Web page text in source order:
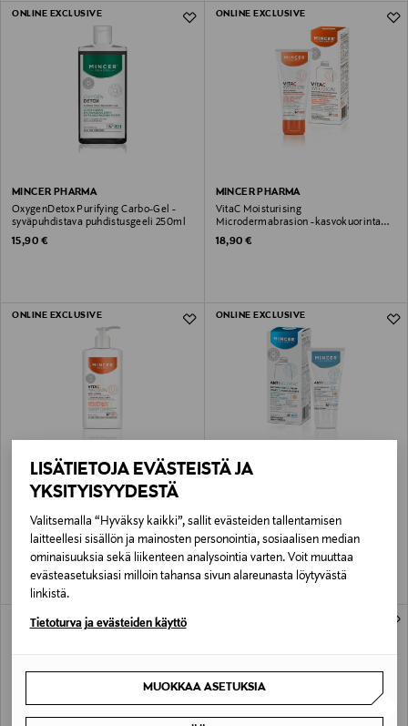
LISÄTIETOJA EVÄSTEISTÄ JA
YKSITYISYYDESTÄ
Valitsemalla “Hyväksy kaikki”, sallit evästeiden tallentamisen
laitteellesi sisällön ja mainosten personointia, sosiaalisen median
ominaisuuksia sekä liikenteen analysointia varten. Voit muuttaa
evästeasetuksiasi milloin tahansa sivun alareunasta löytyvästä
linkistä.
Tietoturva ja evästeiden käyttö
MUOKKAA ASETUKSIA
ONLINE EXCLUSIVE
MINCER PHARMA
OxygenDetox Purifying Carbo-Gel -
syväpuhdistava puhdistusgeeli 250ml
Original Price
15,90 €
ONLINE EXCLUSIVE
MINCER PHARMA
VitaC Moisturising
Microdermabrasion -kasvokuorinta
75ml
Original Price
18,90 €
ONLINE EXCLUSIVE
MINCER PHARMA
heleyttävä vartalovoide 250ml
Original Price
18,90 €
ONLINE EXCLUSIVE
sävytetty päivävoide 50ml
Original Price
19,90 €
ONLINE EXCLUSIVE